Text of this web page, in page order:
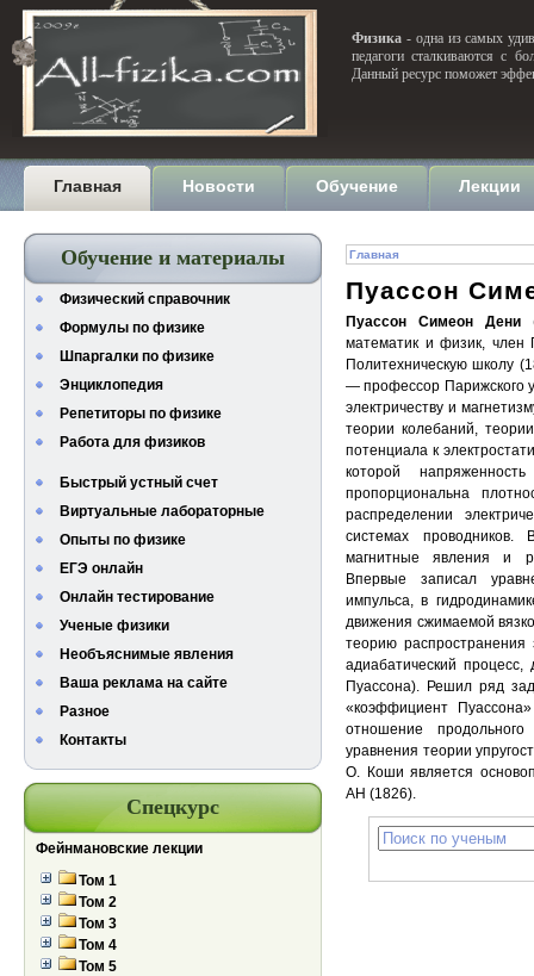
Физика - одна из самых
педагоги сталкиваются с
Данный ресурс поможет
Главная Новости Обучение Лекции
Обучение и материалы
Физический справочник
Формулы по физике
Шпаргалки по физике
Энциклопедия
Репетиторы по физике
Работа для физиков
Быстрый устный счет
Виртуальные лабораторные
Опыты по физике
ЕГЭ онлайн
Онлайн тестирование
Ученые физики
Необъяснимые явления
Ваша реклама на сайте
Разное
Контакты
Спецкурс
Фейнмановские лекции
Том 1
Том 2
Том 3
Том 4
Том 5
Главная
Пуассон
Пуассон Симеон Дени
математик и физик, член
Политехническую школу
— профессор Парижского
электричеству и
теории колебаний,
потенциала к
которой
пропорциональна
распределении
системах
магнитные явления и
Впервые записал
импульса, в
движения сжимаемой
теорию распространения
адиабатический
Пуассона). Решил ряд
«коэффициент
отношение
уравнения теории
О. Коши является
АН (1826).